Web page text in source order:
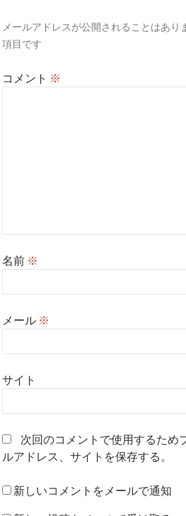
ョ
メールアドレスが公開されることはあり
項目です
コメント ※
名前 ※
メール ※
サイト
次回のコメントで使用するため
ルアドレス、サイトを保存する。
新しいコメントをメールで通知